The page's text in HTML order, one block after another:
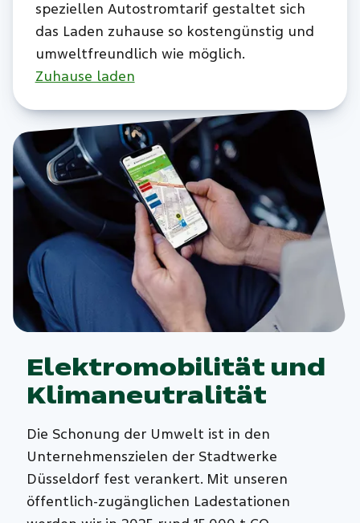
speziellen Autostromtarif gestaltet sich
das Laden zuhause so kostengünstig und
umweltfreundlich wie möglich.
Zuhause laden
Elektromobilität und
Klimaneutralität
Die Schonung der Umwelt ist in den
Unternehmenszielen der Stadtwerke
Düsseldorf fest verankert. Mit unseren
öffentlich-zugänglichen Ladestationen